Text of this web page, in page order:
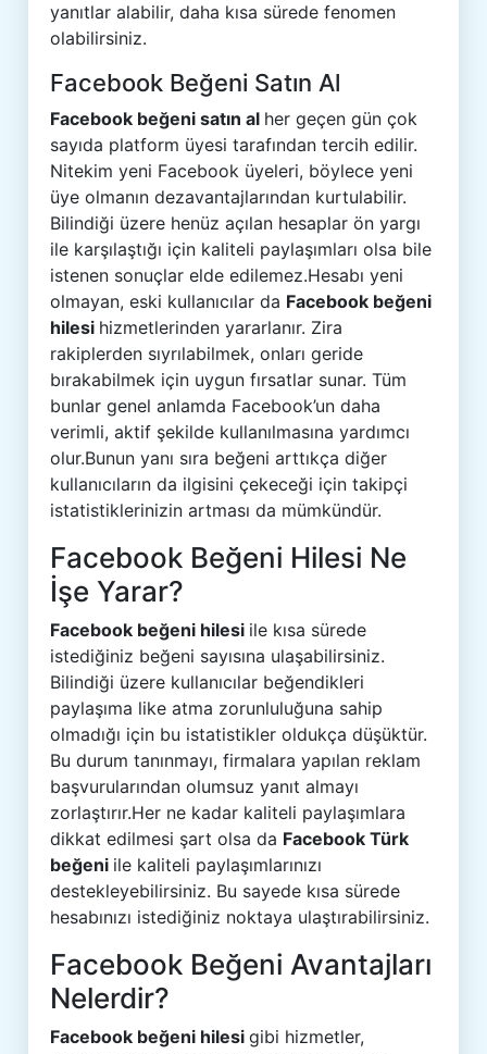
yanıtlar alabilir, daha kısa sürede fenomen
olabilirsiniz.
Facebook Beğeni Satın Al
Facebook beğeni satın al her geçen gün çok
sayıda platform üyesi tarafından tercih edilir.
Nitekim yeni Facebook üyeleri, böylece yeni
üye olmanın dezavantajlarından kurtulabilir.
Bilindiği üzere henüz açılan hesaplar ön yargı
ile karşılaştığı için kaliteli paylaşımları olsa bile
istenen sonuçlar elde edilemez.Hesabı yeni
olmayan, eski kullanıcılar da Facebook beğeni
hilesi hizmetlerinden yararlanır. Zira
rakiplerden sıyrılabilmek, onları geride
bırakabilmek için uygun fırsatlar sunar. Tüm
bunlar genel anlamda Facebook’un daha
verimli, aktif şekilde kullanılmasına yardımcı
olur.Bunun yanı sıra beğeni arttıkça diğer
kullanıcıların da ilgisini çekeceği için takipçi
istatistiklerinizin artması da mümkündür.
Facebook Beğeni Hilesi Ne
İşe Yarar?
Facebook beğeni hilesi ile kısa sürede
istediğiniz beğeni sayısına ulaşabilirsiniz.
Bilindiği üzere kullanıcılar beğendikleri
paylaşıma like atma zorunluluğuna sahip
olmadığı için bu istatistikler oldukça düşüktür.
Bu durum tanınmayı, firmalara yapılan reklam
başvurularından olumsuz yanıt almayı
zorlaştırır.Her ne kadar kaliteli paylaşımlara
dikkat edilmesi şart olsa da Facebook Türk
beğeni ile kaliteli paylaşımlarınızı
destekleyebilirsiniz. Bu sayede kısa sürede
hesabınızı istediğiniz noktaya ulaştırabilirsiniz.
Facebook Beğeni Avantajları
Nelerdir?
Facebook beğeni hilesigibi hizmetler,